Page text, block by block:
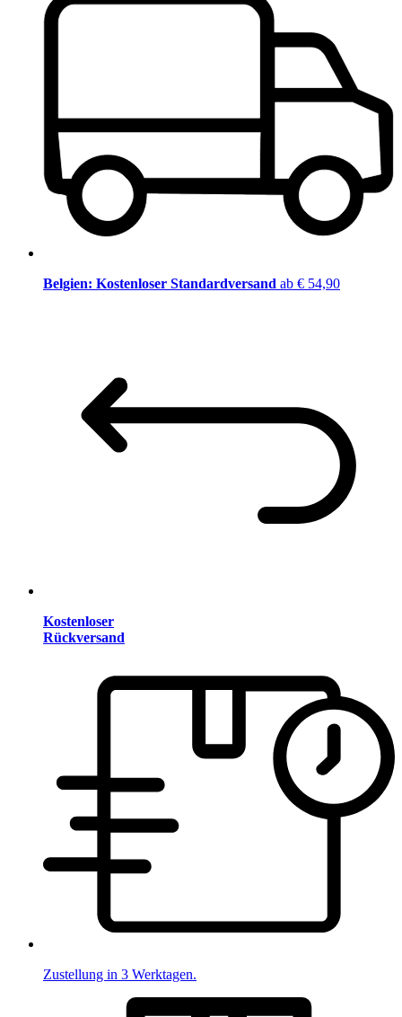
Belgien: Kostenloser Standardversand ab € 54,90
Kostenloser
Rückversand
Zustellung in 3 Werktagen.